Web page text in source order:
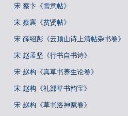
宋 蔡卞《雪意帖》
宋 蔡襄《贫贤帖》
宋 薛绍彭《云顶山诗上清帖杂书卷》
宋 赵孟坚《行书自书诗》
宋 赵构《真草书养生论卷》
宋 赵构《礼部草书韵宝》
宋 赵构《草书洛神赋卷》